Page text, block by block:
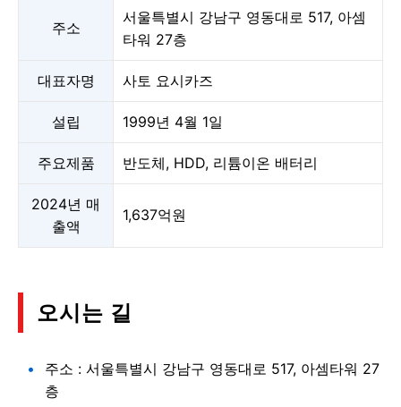
주소
서울특별시 강남구 영동대로 517, 아셈
타워 27층
대표자명 사토 요시카즈
설립 1999년 4월 1일
주요제품 반도체, HDD, 리튬이온 배터리
2024년 매
출액
1,637억원
오시는 길
주소 : 서울특별시 강남구 영동대로 517, 아셈타워 27
층